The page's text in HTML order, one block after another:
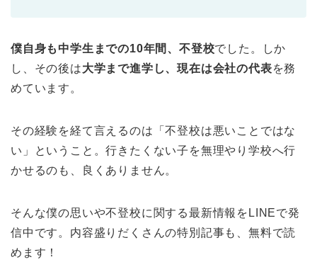
僕自身も中学生までの10年間、不登校でした。しか
し、その後は大学まで進学し、現在は会社の代表を務
めています。
その経験を経て言えるのは「不登校は悪いことではな
い」ということ。行きたくない子を無理やり学校へ行
かせるのも、良くありません。
そんな僕の思いや不登校に関する最新情報をLINEで発
信中です。内容盛りだくさんの特別記事も、無料で読
めます！